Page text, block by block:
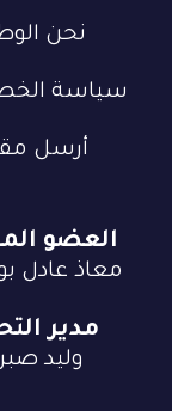
نحن
سياسة
أرسل
العضو
معاذ عادل
مدير
وليد